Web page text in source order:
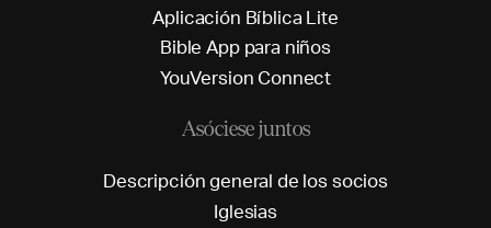
Aplicación Bíblica L ite
Bible App para niños
YouVersion Connect
Asóciese juntos
Descripción general de los socios
Iglesias